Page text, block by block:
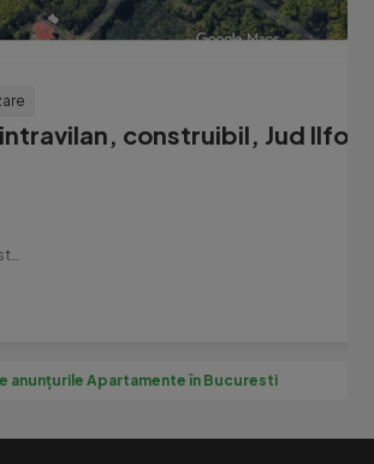
construibil, Jud
Voluntari, Bucuresti-Ilfov
anunțurile Apartamente în Bucuresti